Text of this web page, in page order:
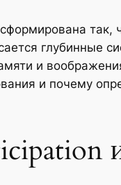
так,
глубинные
и
и почему